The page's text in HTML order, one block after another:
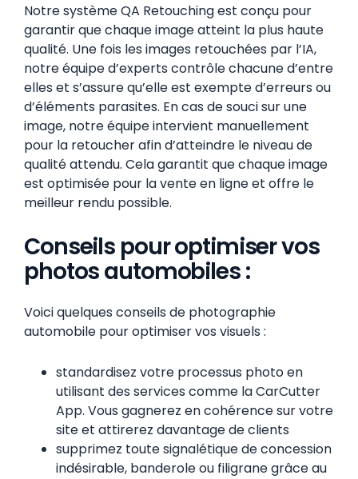
Notre système QA Retouching est conçu pour
garantir que chaque image atteint la plus haute
qualité. Une fois les images retouchées par l’IA,
notre équipe d’experts contrôle chacune d’entre
elles et s’assure qu’elle est exempte d’erreurs ou
d’éléments parasites. En cas de souci sur une
image, notre équipe intervient manuellement
pour la retoucher afin d’atteindre le niveau de
qualité attendu. Cela garantit que chaque image
est optimisée pour la vente en ligne et offre le
meilleur rendu possible.
Conseils pour optimiser vos
photos automobiles :
Voici quelques conseils de photographie
automobile pour optimiser vos visuels :
standardisez votre processus photo en
utilisant des services comme la CarCutter
App. Vous gagnerez en cohérence sur votre
site et attirerez davantage de clients
supprimez toute signalétique de concession
indésirable, banderole ou filigrane grâce au